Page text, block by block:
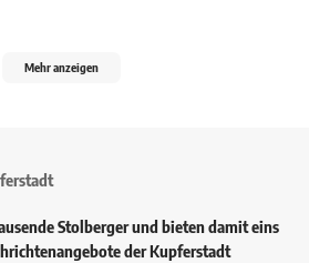
Mehr anzeigen
Stolberger und bieten damit eins
der Kupferstadt